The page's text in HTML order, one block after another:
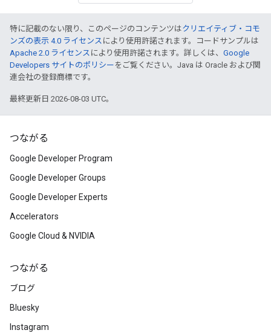
特に記載のない限り、このページのコンテンツはクリエイティブ・コモ
ンズの表示 4.0 ライセンス により使用許諾されます。コードサンプルは
Apache 2.0 ライセンス により使用許諾されます。詳しくは、 Google
Developers サイトのポリシー をご覧ください。Java は Oracle および関
連会社の登録商標です。
最終更新日 2026-08-03 UTC。
つながる
Google Developer Program
Google Developer Groups
Google Developer Experts
Accelerators
Google Cloud & NVIDIA
つながる
ブログ
Bluesky
Instagram